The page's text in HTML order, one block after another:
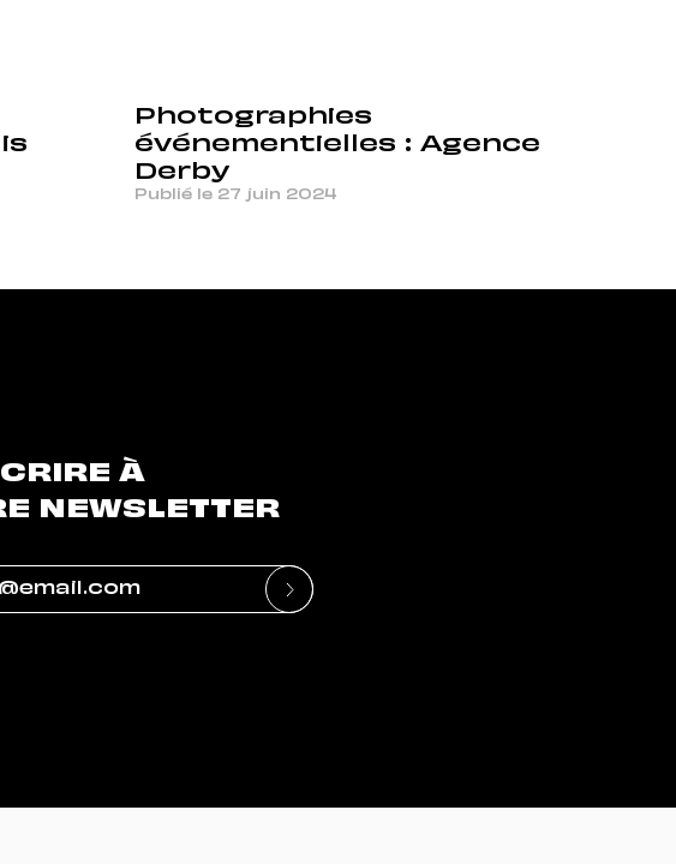
Photographies
événementielles : Agence
Derby
Publié le 27 juin 2024
À
NEWSLETTER